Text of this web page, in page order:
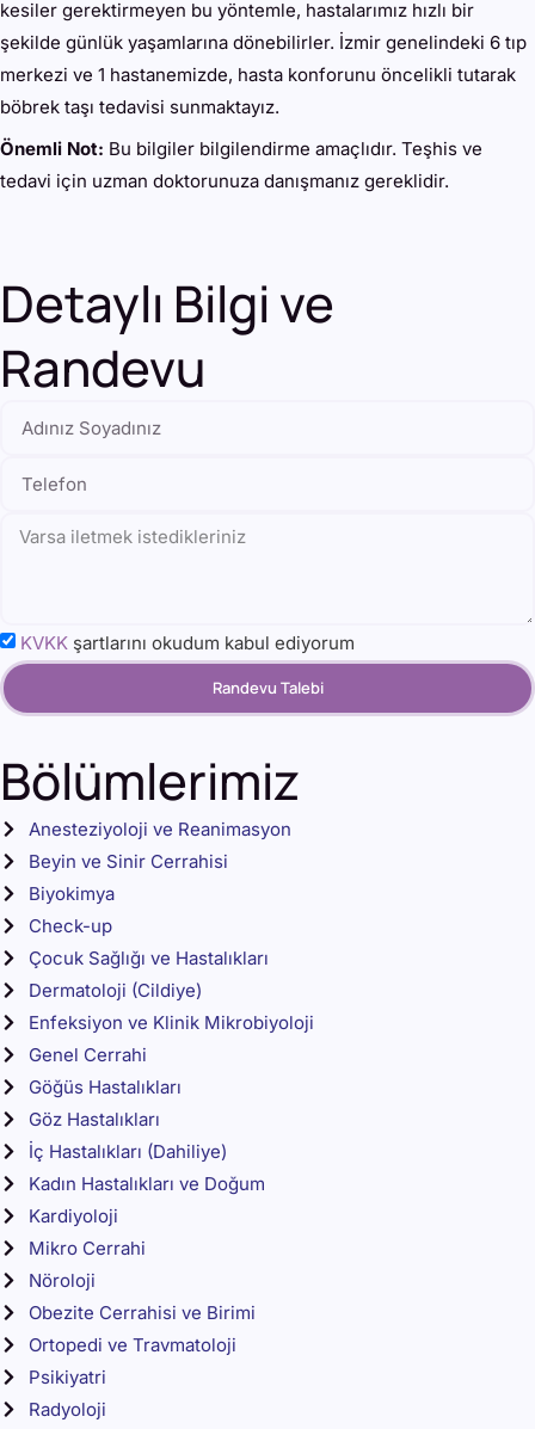
kesiler gerektirmeyen bu yöntemle, hastalarımız hızlı bir
şekilde günlük yaşamlarına dönebilirler. İzmir genelindeki 6 tıp
merkezi ve 1 hastanemizde, hasta konforunu öncelikli tutarak
böbrek taşı tedavisi sunmaktayız.
Önemli Not: Bu bilgiler bilgilendirme amaçlıdır. Teşhis ve
tedavi için uzman doktorunuza danışmanız gereklidir.
Detaylı Bilgi ve
Randevu
KVKK şartlarını okudum kabul ediyorum
Randevu Talebi
Bölümlerimiz
Anesteziyoloji ve Reanimasyon
Beyin ve Sinir Cerrahisi
Biyokimya
Check-up
Çocuk Sağlığı ve Hastalıkları
Dermatoloji (Cildiye)
Enfeksiyon ve Klinik Mikrobiyoloji
Genel Cerrahi
Göğüs Hastalıkları
Göz Hastalıkları
İç Hastalıkları (Dahiliye)
Kadın Hastalıkları ve Doğum
Kardiyoloji
Mikro Cerrahi
Nöroloji
Obezite Cerrahisi ve Birimi
Ortopedi ve Travmatoloji
Psikiyatri
Radyoloji